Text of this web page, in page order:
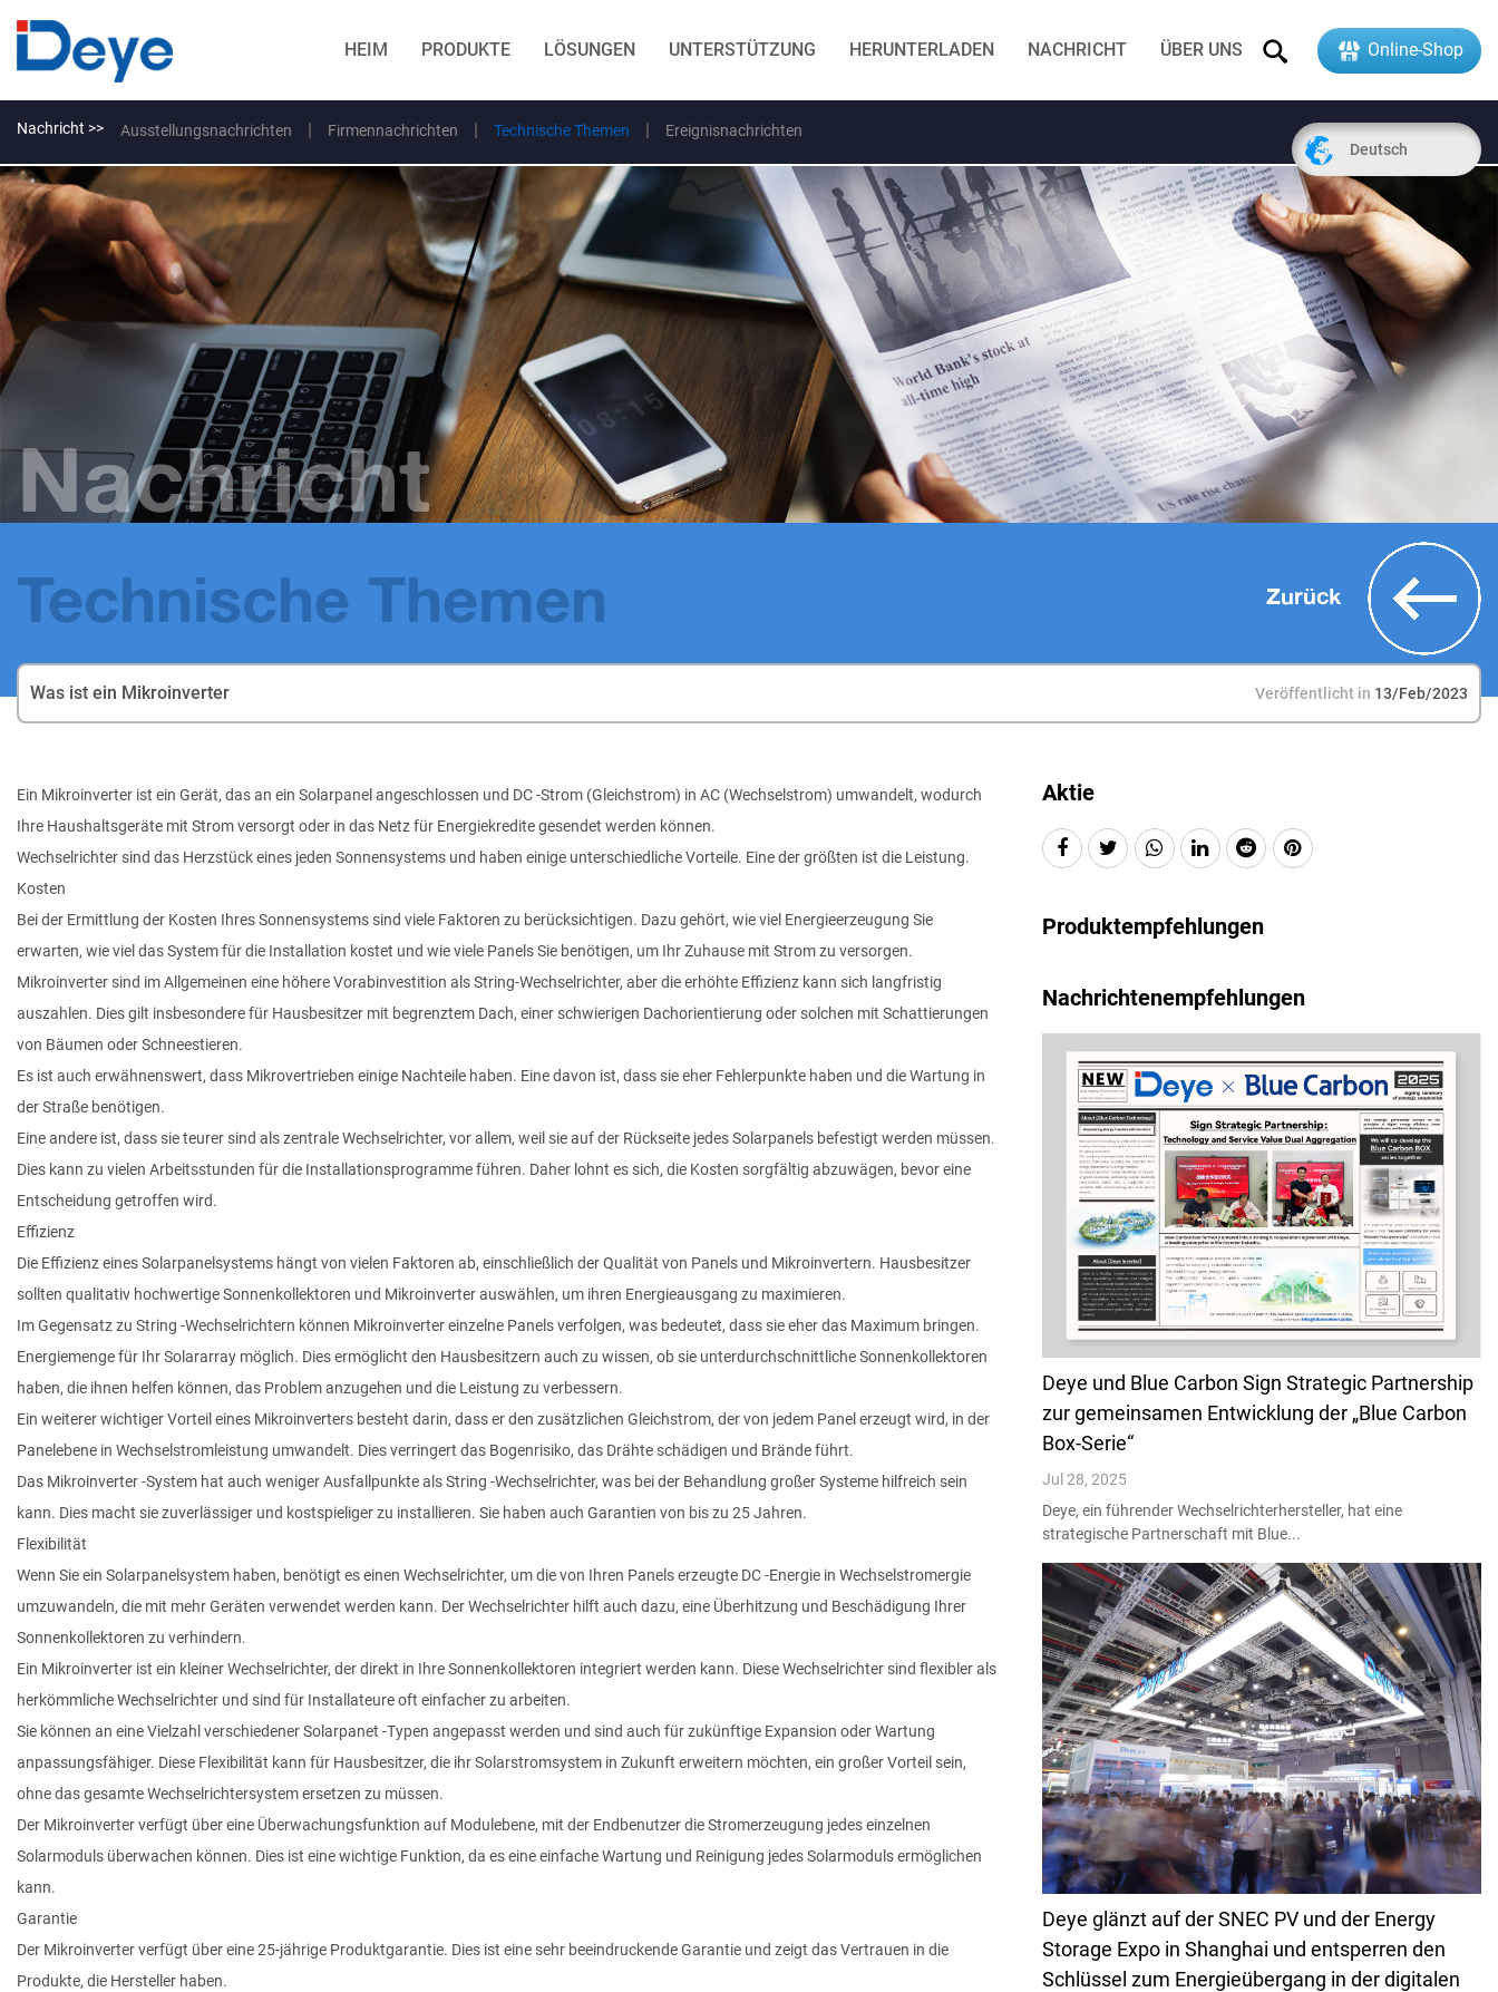
HEIM PRODUKTE LÖSUNGEN UNTERSTÜTZUNG HERUNTERLADEN NACHRICHT ÜBER UNS Online-Shop
Deutsch
Nachricht >> Ausstellungsnachrichten Firmennachrichten Technische Themen Ereignisnachrichten
Nachricht
Technische Themen Zurück
Was ist ein Mikroinverter Veröffentlicht in 13/Feb/2023
Ein Mikroinverter ist ein Gerät, das an ein Solarpanel angeschlossen und DC -Strom (Gleichstrom) in AC (Wechselstrom) umwandelt, wodurch
Ihre Haushaltsgeräte mit Strom versorgt oder in das Netz für Energiekredite gesendet werden können.
Wechselrichter sind das Herzstück eines jeden Sonnensystems und haben einige unterschiedliche Vorteile. Eine der größten ist die Leistung.
Kosten
Bei der Ermittlung der Kosten Ihres Sonnensystems sind viele Faktoren zu berücksichtigen. Dazu gehört, wie viel Energieerzeugung Sie
erwarten, wie viel das System für die Installation kostet und wie viele Panels Sie benötigen, um Ihr Zuhause mit Strom zu versorgen.
Mikroinverter sind im Allgemeinen eine höhere Vorabinvestition als String-Wechselrichter, aber die erhöhte Effizienz kann sich langfristig
auszahlen. Dies gilt insbesondere für Hausbesitzer mit begrenztem Dach, einer schwierigen Dachorientierung oder solchen mit Schattierungen
von Bäumen oder Schneestieren.
Es ist auch erwähnenswert, dass Mikrovertrieben einige Nachteile haben. Eine davon ist, dass sie eher Fehlerpunkte haben und die Wartung in
der Straße benötigen.
Eine andere ist, dass sie teurer sind als zentrale Wechselrichter, vor allem, weil sie auf der Rückseite jedes Solarpanels befestigt werden müssen.
Dies kann zu vielen Arbeitsstunden für die Installationsprogramme führen. Daher lohnt es sich, die Kosten sorgfältig abzuwägen, bevor eine
Entscheidung getroffen wird.
Effizienz
Die Effizienz eines Solarpanelsystems hängt von vielen Faktoren ab, einschließlich der Qualität von Panels und Mikroinvertern. Hausbesitzer
sollten qualitativ hochwertige Sonnenkollektoren und Mikroinverter auswählen, um ihren Energieausgang zu maximieren.
Im Gegensatz zu String -Wechselrichtern können Mikroinverter einzelne Panels verfolgen, was bedeutet, dass sie eher das Maximum bringen.
Energiemenge für Ihr Solararray möglich. Dies ermöglicht den Hausbesitzern auch zu wissen, ob sie unterdurchschnittliche Sonnenkollektoren
haben, die ihnen helfen können, das Problem anzugehen und die Leistung zu verbessern.
Ein weiterer wichtiger Vorteil eines Mikroinverters besteht darin, dass er den zusätzlichen Gleichstrom, der von jedem Panel erzeugt wird, in der
Panelebene in Wechselstromleistung umwandelt. Dies verringert das Bogenrisiko, das Drähte schädigen und Brände führt.
Das Mikroinverter -System hat auch weniger Ausfallpunkte als String -Wechselrichter, was bei der Behandlung großer Systeme hilfreich sein
kann. Dies macht sie zuverlässiger und kostspieliger zu installieren. Sie haben auch Garantien von bis zu 25 Jahren.
Flexibilität
Wenn Sie ein Solarpanelsystem haben, benötigt es einen Wechselrichter, um die von Ihren Panels erzeugte DC -Energie in Wechselstromergie
umzuwandeln, die mit mehr Geräten verwendet werden kann. Der Wechselrichter hilft auch dazu, eine Überhitzung und Beschädigung Ihrer
Sonnenkollektoren zu verhindern.
Ein Mikroinverter ist ein kleiner Wechselrichter, der direkt in Ihre Sonnenkollektoren integriert werden kann. Diese Wechselrichter sind flexibler als
herkömmliche Wechselrichter und sind für Installateure oft einfacher zu arbeiten.
Sie können an eine Vielzahl verschiedener Solarpanet -Typen angepasst werden und sind auch für zukünftige Expansion oder Wartung
anpassungsfähiger. Diese Flexibilität kann für Hausbesitzer, die ihr Solarstromsystem in Zukunft erweitern möchten, ein großer Vorteil sein,
ohne das gesamte Wechselrichtersystem ersetzen zu müssen.
Der Mikroinverter verfügt über eine Überwachungsfunktion auf Modulebene, mit der Endbenutzer die Stromerzeugung jedes einzelnen
Solarmoduls überwachen können. Dies ist eine wichtige Funktion, da es eine einfache Wartung und Reinigung jedes Solarmoduls ermöglichen
kann.
Garantie
Der Mikroinverter verfügt über eine 25-jährige Produktgarantie. Dies ist eine sehr beeindruckende Garantie und zeigt das Vertrauen in die
Produkte, die Hersteller haben.
Aktie
Produktempfehlungen
Nachrichtenempfehlungen
Deye und Blue Carbon Sign Strategic Partnership
zur gemeinsamen Entwicklung der „Blue Carbon
Box-Serie“
Jul 28, 2025
Deye, ein führender Wechselrichterhersteller, hat eine
strategische Partnerschaft mit Blue...
Deye glänzt auf der SNEC PV und der Energy
Storage Expo in Shanghai und entsperren den
Schlüssel zum Energieübergang in der digitalen